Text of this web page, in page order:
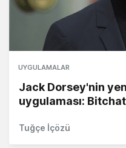
UYGULAMALAR
Jack Dorsey'nin
uygulaması: Bitchat
Tuğçe İçözü